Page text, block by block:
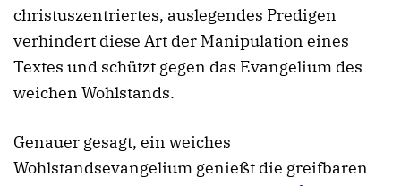
christuszentriertes, auslegendes Predigen
verhindert diese Art der Manipulation eines
Textes und schützt gegen das Evangelium des
weichen Wohlstands.
Genauer gesagt, ein weiches
Wohlstandsevangelium genießt die greifbaren